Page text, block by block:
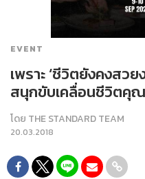
EVENT
เพราะ ‘ชีวิตยังคงสว
สนุกขับเคลื่อนชีวิตคุ
โดย THE STANDARD TEAM
20.03.2018